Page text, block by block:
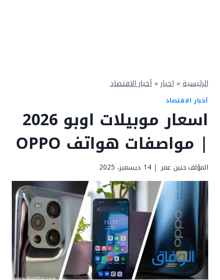
الرئيسية » اخبار » أخبار الاقتصاد
أخبار الاقتصاد
اسعار موبيلات اوبو 2026
| مواصفات هواتف OPPO
المؤلفحنين عمر 14 ديسمبر، 2025